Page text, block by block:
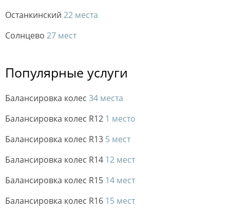
Останкинский 22 места
Солнцево 27 мест
Популярные услуги
Балансировка колес 34 места
Балансировка колес R12 1 место
Балансировка колес R13 5 мест
Балансировка колес R14 12 мест
Балансировка колес R15 14 мест
Балансировка колес R16 15 мест